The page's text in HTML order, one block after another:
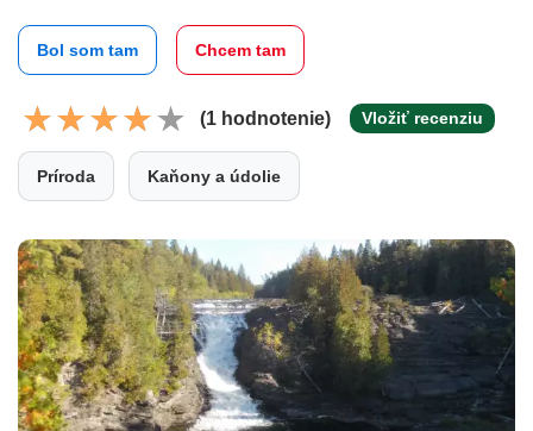
Bol som tam Chcem tam
(1 hodnotenie) Vložiť recenziu
Príroda Kaňony a údolie